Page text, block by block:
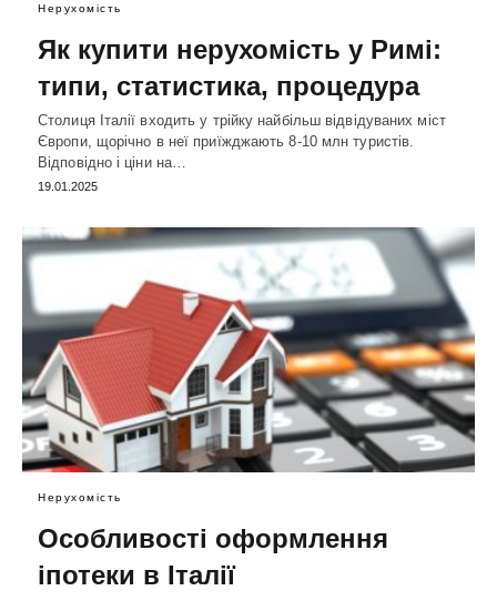
Нерухомість
Як купити нерухомість у Римі:
типи, статистика, процедура
Столиця Італії входить у трійку найбільш відвідуваних міст
Європи, щорічно в неї приїжджають 8-10 млн туристів.
Відповідно і ціни на…
19.01.2025
Нерухомість
Особливості оформлення
іпотеки в Італії